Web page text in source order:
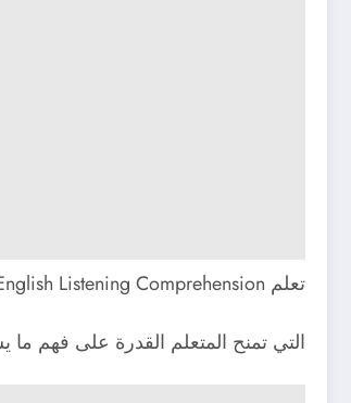
تعلم English Listening Comprehension للمبتدئين بسهولة
التي تمنح المتعلم القدرة على فهم ما